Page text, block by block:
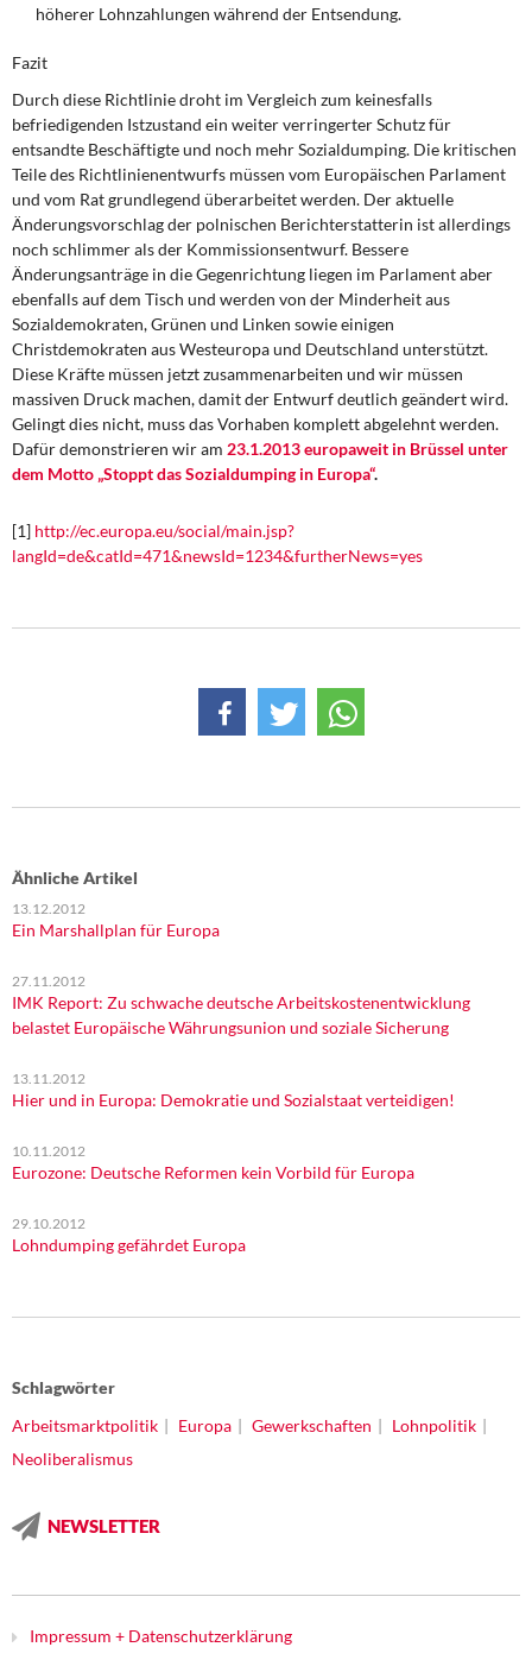
höherer Lohnzahlungen während der Entsendung.
Fazit
Durch diese Richtlinie droht im Vergleich zum keinesfalls
befriedigenden Istzustand ein weiter verringerter Schutz für
entsandte Beschäftigte und noch mehr Sozialdumping. Die kritischen
Teile des Richtlinienentwurfs müssen vom Europäischen Parlament
und vom Rat grundlegend überarbeitet werden. Der aktuelle
Änderungsvorschlag der polnischen Berichterstatterin ist allerdings
noch schlimmer als der Kommissionsentwurf. Bessere
Änderungsanträge in die Gegenrichtung liegen im Parlament aber
ebenfalls auf dem Tisch und werden von der Minderheit aus
Sozialdemokraten, Grünen und Linken sowie einigen
Christdemokraten aus Westeuropa und Deutschland unterstützt.
Diese Kräfte müssen jetzt zusammenarbeiten und wir müssen
massiven Druck machen, damit der Entwurf deutlich geändert wird.
Gelingt dies nicht, muss das Vorhaben komplett abgelehnt werden.
Dafür demonstrieren wir am 23.1.2013 europaweit in Brüssel unter
dem Motto „Stoppt das Sozialdumping in Europa“.
[1] http://ec.europa.eu/social/main.jsp?
langId=de&catId=471&newsId=1234&furtherNews=yes
Ähnliche Artikel
13.12.2012
Ein Marshallplan für Europa
27.11.2012
IMK Report: Zu schwache deutsche Arbeitskostenentwicklung
belastet Europäische Währungsunion und soziale Sicherung
13.11.2012
Hier und in Europa: Demokratie und Sozialstaat verteidigen!
10.11.2012
Eurozone: Deutsche Reformen kein Vorbild für Europa
29.10.2012
Lohndumping gefährdet Europa
Schlagwörter
Arbeitsmarktpolitik
Europa Gewerkschaften
Lohnpolitik
Neoliberalismus
NEWSLETTER
Impressum + Datenschutzerklärung